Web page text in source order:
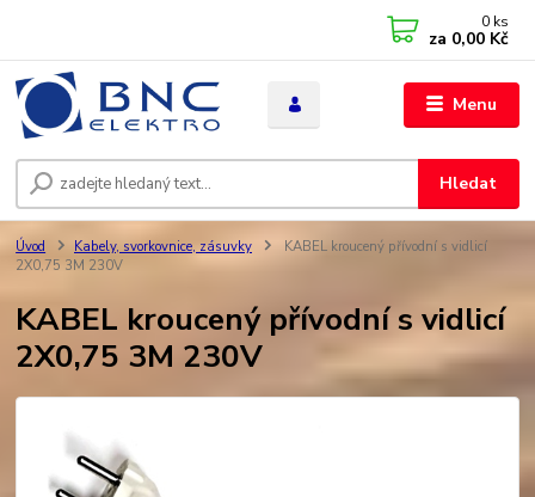
Menu
Hledat
0 ks
za 0,00 Kč
Úvod Kabely, svorkovnice, zásuvky
KABEL kroucený přívodní s vidlicí
2X0,75 3M 230V
KABEL kroucený přívodní s vidlicí
2X0,75 3M 230V